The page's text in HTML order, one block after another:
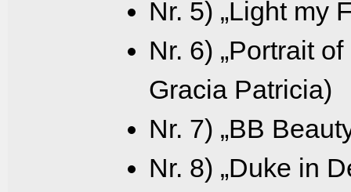
Nr. 5) „Light my
Nr. 6) „Portrait
Gracia Patricia)
Nr. 7) „BB
Nr. 8) „Duke in